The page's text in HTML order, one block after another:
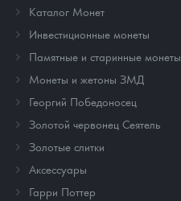
Каталог Монет
Инвестиционные монеты
Памятные и старинные монеты
Монеты и жетоны ЗМД
Георгий Победоносец
Золотой червонец Сеятель
Золотые слитки
Аксессуары
Гарри Поттер